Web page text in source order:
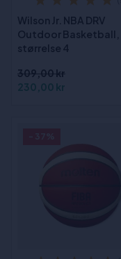
Wilson Jr. NBA DRV
Outdoor Basketball,
størrelse 4
309,00 kr
230,00 kr